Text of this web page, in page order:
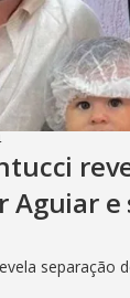
Aguiar e
separação